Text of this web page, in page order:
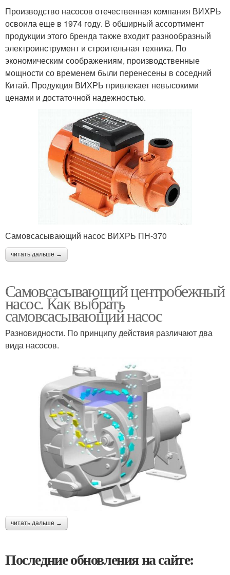
Производство насосов отечественная компания ВИХРЬ
освоила еще в 1974 году. В обширный ассортимент
продукции этого бренда также входит разнообразный
электроинструмент и строительная техника. По
экономическим соображениям, производственные
мощности со временем были перенесены в соседний
Китай. Продукция ВИХРЬ привлекает невысокими
ценами и достаточной надежностью.
Самовсасывающий насос ВИХРЬ ПН-370
читать дальше →
Самовсасывающий центробежный
насос. Как выбрать
самовсасывающий насос
Разновидности. По принципу действия различают два
вида насосов.
читать дальше →
Последние обновления на сайте: